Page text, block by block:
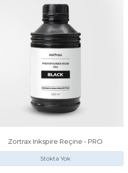
Zortrax Inkspire Reçine - PRO
Stokta Yok